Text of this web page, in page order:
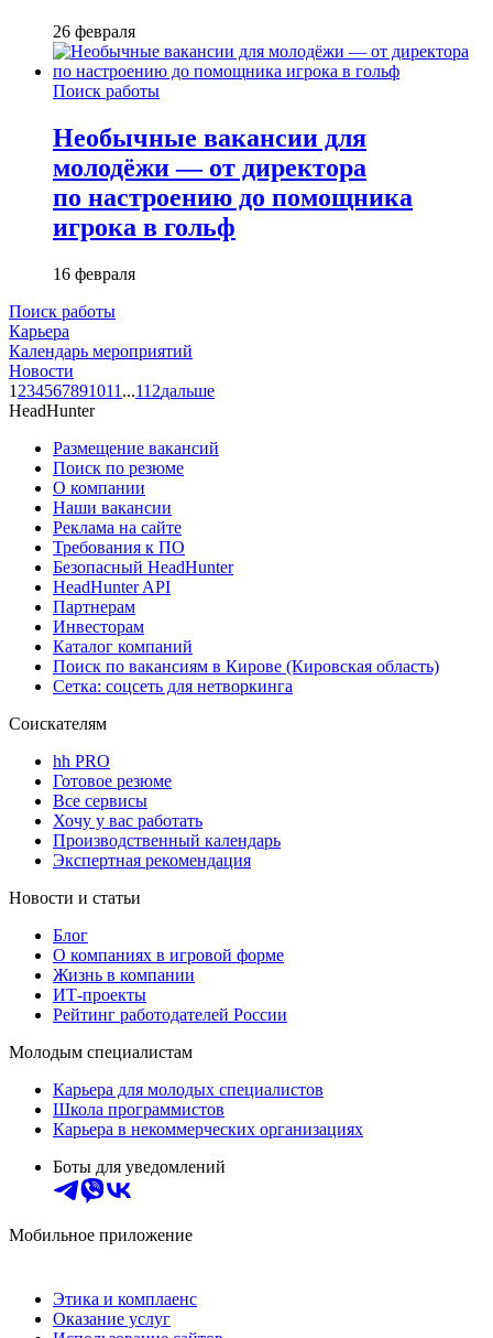
26 февраля
Поиск работы
Необычные вакансии для
молодёжи — от директора
по настроению до помощника
игрока в гольф
16 февраля
Поиск работы
Карьера
Календарь мероприятий
Новости
1 234567891011 ...112дальше
HeadHunter
Размещение вакансий
Поиск по резюме
О компании
Наши вакансии
Реклама на сайте
Требования к ПО
Безопасный HeadHunter
HeadHunter API
Партнерам
Инвесторам
Каталог компаний
Поиск по вакансиям в Кирове (Кировская область)
Сетка: соцсеть для нетворкинга
Соискателям
hh PRO
Готовое резюме
Все сервисы
Хочу у вас работать
Производственный календарь
Экспертная рекомендация
Новости и статьи
Блог
О компаниях в игровой форме
Жизнь в компании
ИТ-проекты
Рейтинг работодателей России
Молодым специалистам
Карьера для молодых специалистов
Школа программистов
Карьера в некоммерческих организациях
Боты для уведомлений
Мобильное приложение
Этика и комплаенс
Оказание услуг